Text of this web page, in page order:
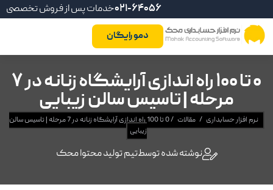
خدمات پس از فروش تخصصی021-64056
دمو رایگان
0 تا 100 راه اندازی آرایشگاه زنانه در 7
مرحله | تاسیس سالن زیبایی
نرم افزار حسابداری / مقالات /
0 تا 100 راه اندازی آرایشگاه زنانه در 7 مرحله | تاسیس سالن
زیبایی
نوشته شده توسطتیم تولید محتوا محک